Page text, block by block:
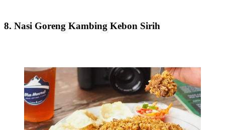
8. Nasi Goreng Kambing Kebon Sirih